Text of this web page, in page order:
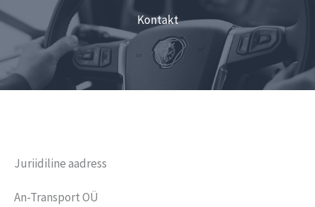
Kontakt
Juriidiline aadress
An-Transport OÜ